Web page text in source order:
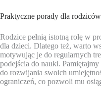
Praktyczne porady dla rodziców
Rodzice pełnią istotną rolę w
dla dzieci. Dlatego też, warto
motywując je do regularnych
podejścia do nauki.
do rozwijania swoich
ograniczeń, co pozwoli mu